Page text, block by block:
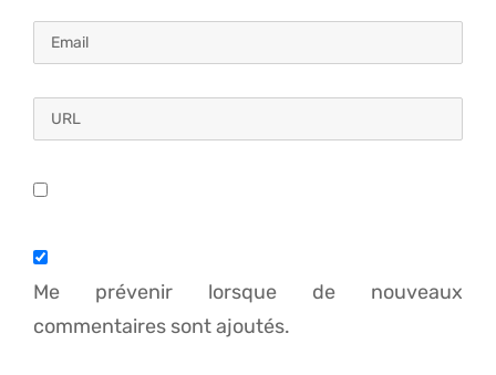
Me prévenir lorsque de nouveaux
commentaires sont ajoutés.